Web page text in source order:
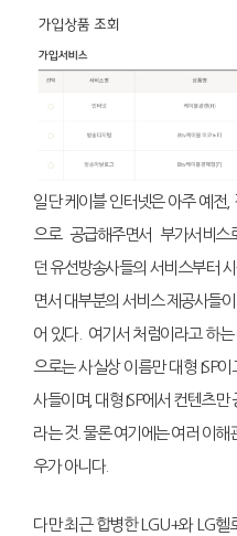
일단 케이블 인터넷은 아주 예전,
으로 공급해주면서 부가서비
던 유선방송사들의 서비스부터
면서 대부분의 서비스 제공사들
어 있다. 여기서 처럼이라고 하
으로는 사실상 이름만 대형 ISP
사들이며, 대형 ISP에서 컨텐츠만
라는 것. 물론 여기에는 여러 이
우가 아니다.
다만 최근 합병한 LGU+와 LG헬